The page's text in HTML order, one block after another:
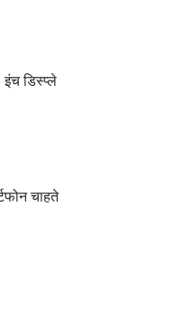
डिस्प्ले
चाहते